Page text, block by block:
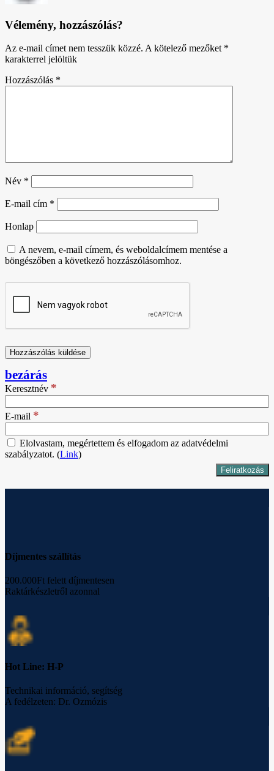
Vélemény, hozzászólás?
Az e-mail címet nem tesszük közzé. A kötelező mezőket *
karakterrel jelöltük
Hozzászólás *
Név *
E-mail cím *
Honlap
A nevem, e-mail címem, és weboldalcímem mentése a
böngészőben a következő hozzászólásomhoz.
bezárás
Keresztnév *
E-mail *
Elolvastam, megértettem és elfogadom az adatvédelmi
szabályzatot. (Link)
Díjmentes szállítás
200.000Ft felett díjmentesen
Raktárkészletről azonnal
Hot Line: H-P
Technikai információ, segítség
A fedélzeten: Dr. Ozmózis